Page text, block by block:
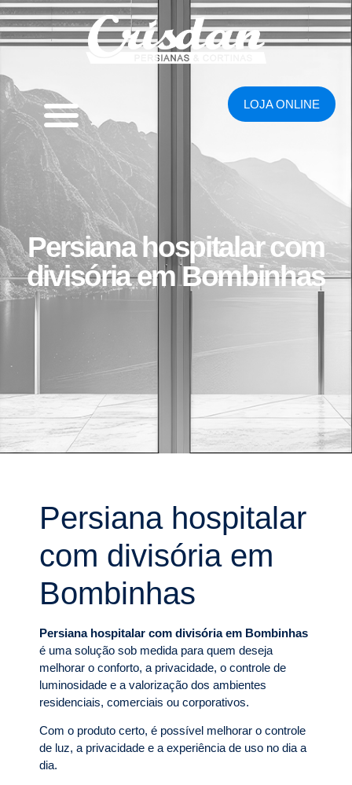
LOJA ONLINE
Persiana hospitalar com
divisória em Bombinhas
Persiana hospitalar
com divisória em
Bombinhas
Persiana hospitalar com divisória em Bombinhas
é uma solução sob medida para quem deseja
melhorar o conforto, a privacidade, o controle de
luminosidade e a valorização dos ambientes
residenciais, comerciais ou corporativos.
Com o produto certo, é possível melhorar o controle
de luz, a privacidade e a experiência de uso no dia a
dia.